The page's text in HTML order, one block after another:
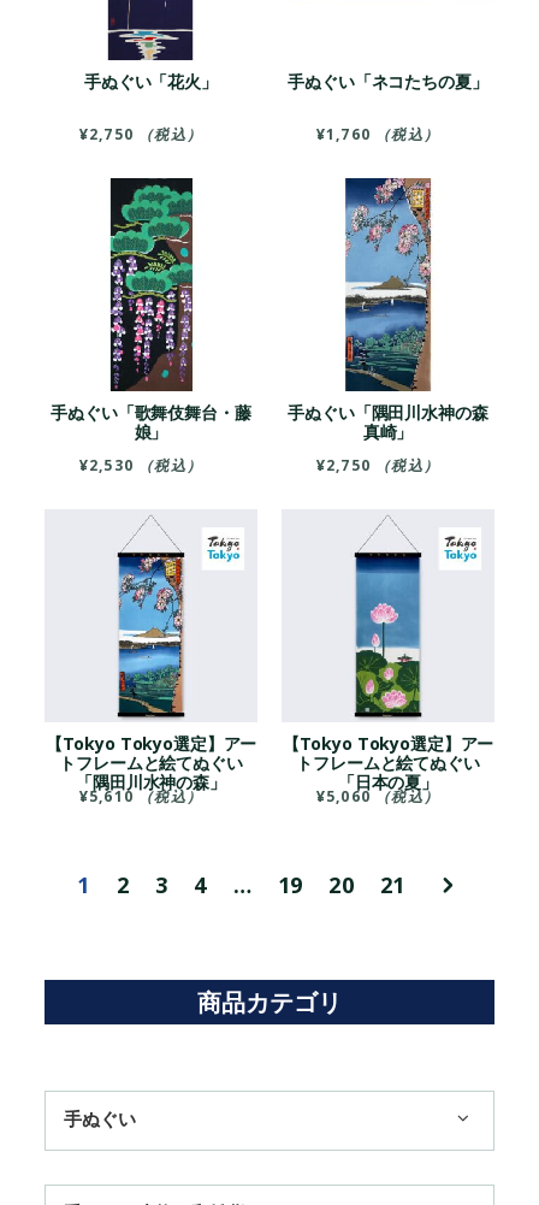
手ぬぐい「花火」
¥2,750 （税込）
手ぬぐい「ネコたちの夏」
¥1,760 （税込）
手ぬぐい「歌舞伎舞台・藤
娘」
¥2,530 （税込）
手ぬぐい「隅田川水神の森
真崎」
¥2,750 （税込）
【Tokyo Tokyo選定】アー
トフレームと絵てぬぐい
「隅田川水神の森」
¥5,610 （税込）
【Tokyo Tokyo選定】アー
トフレームと絵てぬぐい
「日本の夏」
¥5,060 （税込）
1 2 3 4 … 19 20 21
商品カテゴリ
手ぬぐい